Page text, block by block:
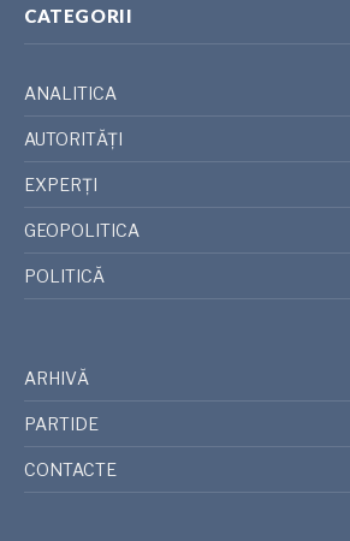
CATEGORII
ANALITICA
AUTORITĂȚI
EXPERȚI
GEOPOLITICA
POLITICĂ
ARHIVĂ
PARTIDE
CONTACTE